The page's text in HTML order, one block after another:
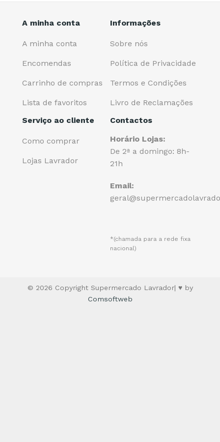
A minha conta
A minha conta
Encomendas
Carrinho de compras
Lista de favoritos
Informações
Sobre nós
Política de Privacidade
Termos e Condições
Livro de Reclamações
Serviço ao cliente
Como comprar
Lojas Lavrador
Contactos
Horário Lojas:
De 2ª a domingo: 8h-
21h
Email:
*(chamada para a rede fixa
nacional)
© 2026 Copyright Supermercado Lavrador| ♥ by
Comsoftweb